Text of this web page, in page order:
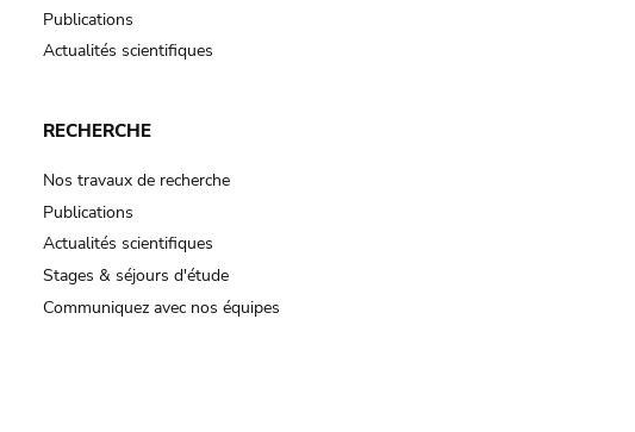
Publications
Actualités scientifiques
RECHERCHE
Nos travaux de recherche
Publications
Actualités scientifiques
Stages & séjours d'étude
Communiquez avec nos équipes